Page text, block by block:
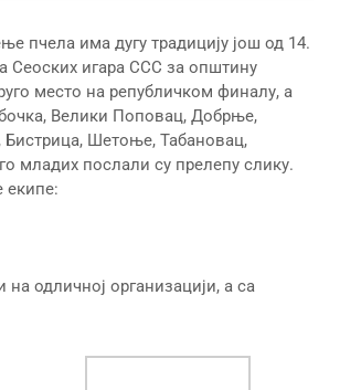
пчела има дугу традицију још од 14.
игара ССС за општину
место на републичком финалу, а
Велики Поповац, Добрње,
Шетоње, Табановац,
младих послали су прелепу слику.
екипе:
одличној организацији, а са